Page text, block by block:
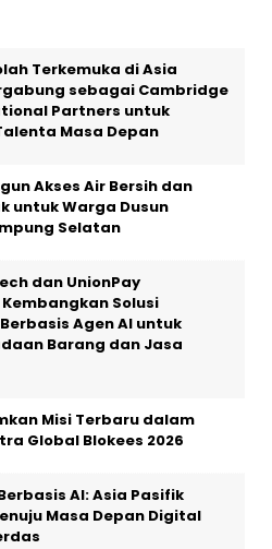
Terkemuka di Asia
sebagai Cambridge
Partners untuk
Masa Depan
Akses Air Bersih dan
untuk Warga Dusun
Selatan
dan UnionPay
Solusi
Agen AI untuk
Barang dan Jasa
Misi Terbaru dalam
Global Blokees 2026
AI: Asia Pasifik
Masa Depan Digital